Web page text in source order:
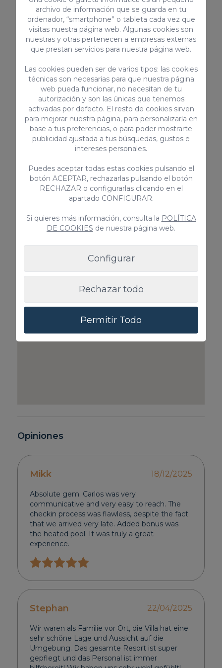
Tostadora
Patio / Terraza techado
Patio / Terraza
Vitrocerámica
> VER TODOS
Servicios complementarios
Mascota
100€ / Reserva
Traslado
de 1 a 4
73€ / Reserva
Opiniones
Mikk 18/12/2025
Absolute gem. Carlos was very
communicative and very easy to reach. The
checkin process was flawless, despite the fact
that we arrived very late. Added bonus was
the heated pool. It was truly a great
experience.
Stephan 22/04/2025
Wir waren als Familie vor Ort, die Villa hat eine
sehr schöne Lage und Aussicht auf die
Umgebung. Das gesamte Resort ist super
gepflegt und das Personal ist immer
archivo de información que se guarda en tu
ordenador, “smartphone” o tableta cada vez que
visitas nuestra página web. Algunas cookies son
nuestras y otras pertenecen a empresas externas
que prestan servicios para nuestra página web.
Las cookies pueden ser de varios tipos: las cookies
técnicas son necesarias para que nuestra página
web pueda funcionar, no necesitan de tu
autorización y son las únicas que tenemos
activadas por defecto. El resto de cookies sirven
para mejorar nuestra página, para personalizarla en
base a tus preferencias, o para poder mostrarte
publicidad ajustada a tus búsquedas, gustos e
intereses personales.
Puedes aceptar todas estas cookies pulsando el
botón ACEPTAR, rechazarlas pulsando el botón
RECHAZAR o configurarlas clicando en el
apartado CONFIGURAR.
Si quieres más información, consulta la POLÍTICA
DE COOKIES de nuestra página web.
Configurar
Rechazar todo
Permitir Todo